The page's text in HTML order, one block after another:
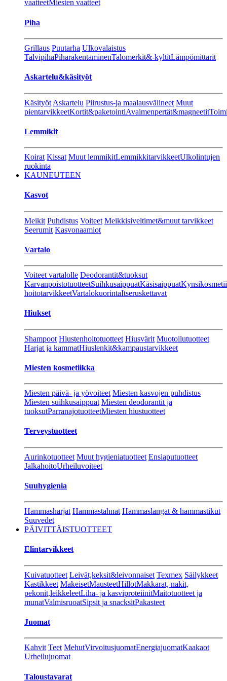
vaatteetMiesten vaatteet
Piha
Grillaus Puutarha Ulkovalaistus
TalvipihaPiharakentaminenTalomerkit&-kyltitLämpömittarit
Askartelu&käsityöt
Käsityöt Askartelu Piirustus-ja maalausvälineet Muut
pientarvikkeetKortit&paketointiAvaimenpertät&magneetit
Lemmikit
Koirat Kissat Muut lemmikitLemmikkitarvikkeetUlkolintujen
ruokinta
KAUNEUTEEN
Kasvot
Meikit Puhdistus Voiteet Meikkisiveltimet&muut tarvikkeet
Seerumit Kasvonaamiot
Vartalo
Voiteet vartalolle Deodorantit&tuoksut
KarvanpoistotuotteetSuihkusaippuatKäsisaippuat
hoitotarvikkeetVartalokuorintaItseruskettavat
Hiukset
Shampoot Hiustenhoitotuotteet Hiusvärit Muotoilutuotteet
Harjat ja kammatHiuslenkit&kampaustarvikkeet
Miesten kosmetiikka
Miesten päivä- ja yövoiteet Miesten kasvojen puhdistus
Miesten suihkusaippuat Miesten deodorantit ja
tuoksutParranajotuotteetMiesten hiustuotteet
Terveystuotteet
Aurinkotuotteet Muut hygieniatuotteet Ensiaputuotteet
JalkahoitoUrheiluvoiteet
Suuhygienia
Hammasharjat Hammastahnat Hammaslangat & hammastikut
Suuvedet
PÄIVITTÄISTUOTTEET
Elintarvikkeet
Kuivatuotteet Leivät,keksit&leivonnaiset Texmex Säilykkeet
Kastikkeet MakeisetMausteetHillotMakkarat, nakit,
pekonit,leikkeleetLiha- ja kasviproteiinitMaitotuotteet ja
munatValmisruoatSipsit ja snacksitPakasteet
Juomat
Kahvit Teet MehutVirvoitusjuomatEnergiajuomatKaakaot
Urheilujuomat
Taloustavarat